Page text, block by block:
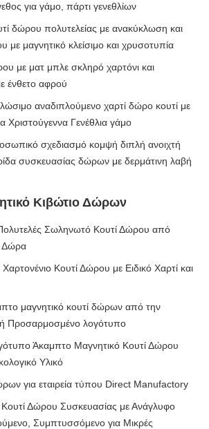
για γάμο, πάρτι γενεθλίων
δώρου πολυτελείας με ανακύκλωση και
μαγνητικό κλείσιμο και χρυσοτυπία
με ματ μπλε σκληρό χαρτόνι και
ένθετο αφρού
αναδιπλούμενο χαρτί δώρο κουτί με
Χριστούγεννα Γενέθλια γάμο
σχεδιασμό κομψή διπλή ανοιχτή
συσκευασίας δώρων με δερμάτινη λαβή
Κιβώτιο Δώρων
Σωληνωτό Κουτί Δώρου από
Δώρα
Κουτί Δώρου με Ειδικό Χαρτί και
μαγνητικό κουτί δώρων από την
Προσαρμοσμένο λογότυπο
Άκαμπτο Μαγνητικό Κουτί Δώρου
Υλικό
για εταιρεία τύπου Direct Manufactory
Δώρου Συσκευασίας με Ανάγλυφο
Συμπτυσσόμενο για Μικρές